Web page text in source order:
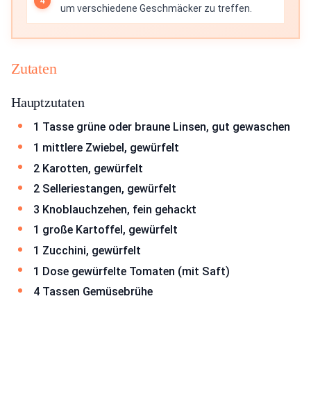
um verschiedene Geschmäcker zu treffen.
Zutaten
Hauptzutaten
1 Tasse grüne oder braune Linsen, gut gewaschen
1 mittlere Zwiebel, gewürfelt
2 Karotten, gewürfelt
2 Selleriestangen, gewürfelt
3 Knoblauchzehen, fein gehackt
1 große Kartoffel, gewürfelt
1 Zucchini, gewürfelt
1 Dose gewürfelte Tomaten (mit Saft)
4 Tassen Gemüsebrühe